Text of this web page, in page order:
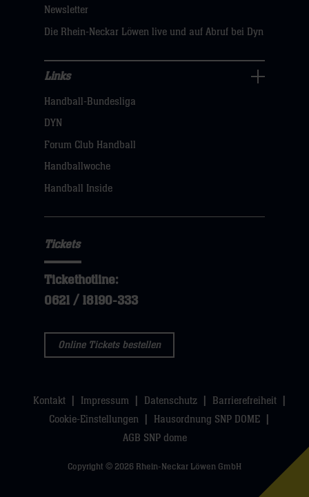
hier
Newsletter
Die Rhein-Neckar Löwen live und auf Abruf bei Dyn
Navigation
öffnen,
dann
klicken
Links
Handball-Bundesliga
DYN
Forum Club Handball
Handballwoche
Handball Inside
Tickets
Tickethotline:
0621 / 18190-333
Online Tickets bestellen
Kontakt Impressum Datenschutz
Barrierefreiheit
Cookie-Einstellungen
Hausordnung SNP DOME
AGB SNP dome
Copyright © 2026 Rhein-Neckar Löwen GmbH